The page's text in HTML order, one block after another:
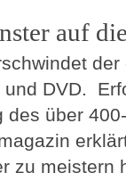
auf
DVD.
des über
zu meistern